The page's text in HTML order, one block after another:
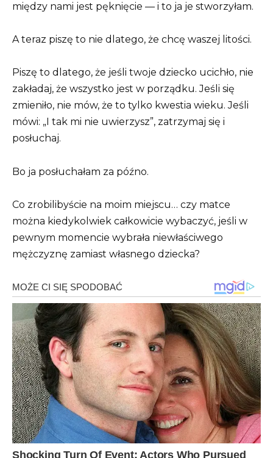
między nami jest pęknięcie — i to ja je stworzyłam.
A teraz piszę to nie dlatego, że chcę waszej litości.
Piszę to dlatego, że jeśli twoje dziecko ucichło, nie
zakładaj, że wszystko jest w porządku. Jeśli się
zmieniło, nie mów, że to tylko kwestia wieku. Jeśli
mówi: „I tak mi nie uwierzysz”, zatrzymaj się i
posłuchaj.
Bo ja posłuchałam za późno.
Co zrobilibyście na moim miejscu… czy matce
można kiedykolwiek całkowicie wybaczyć, jeśli w
pewnym momencie wybrała niewłaściwego
mężczyznę zamiast własnego dziecka?